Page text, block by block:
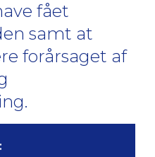
fået
samt at
forårsaget af